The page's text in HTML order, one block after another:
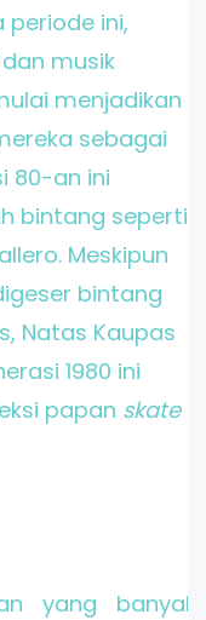
periode ini,
musik
menjadikan
sebagai
80-an ini
bintang seperti
Meskipun
bintang
Natas Kaupas
1980 ini
papan skate
yang banyak